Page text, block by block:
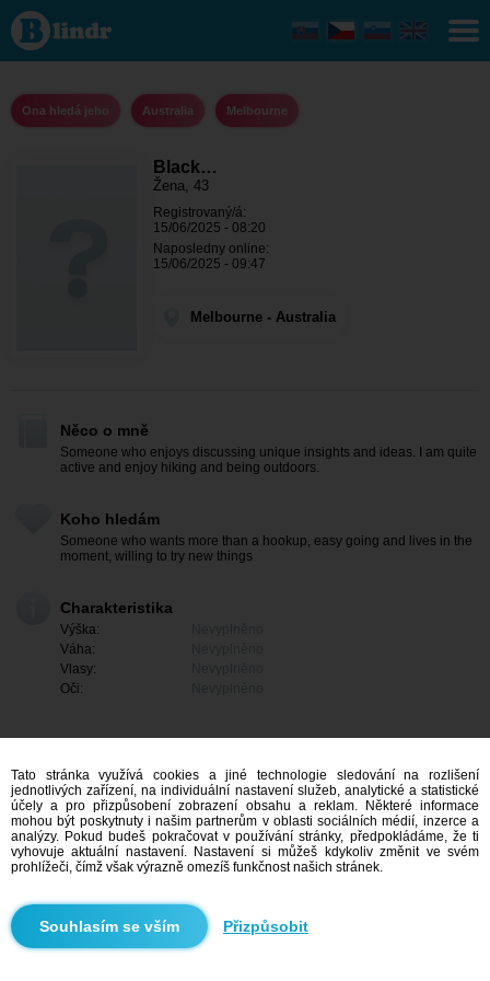
Black
Sheep -
Ona hledá
jeho
Ona hledá jeho Australia Melbourne
Black…
Žena, 43
Registrovaný/á:
15/06/2025 - 08:20
Naposledny online:
15/06/2025 - 09:47
Melbourne - Australia
Něco o mně
Someone who enjoys discussing unique insights and ideas. I am quite
active and enjoy hiking and being outdoors.
Koho hledám
Someone who wants more than a hookup, easy going and lives in the
moment, willing to try new things
Charakteristika
Výška:
Váha:
Vlasy:
Oči:
Tato stránka využívá cookies a jiné technologie sledování na rozlišení
jednotlivých zařízení, na individuální nastavení služeb, analytické a statistické
účely a pro přizpůsobení zobrazení obsahu a reklam. Některé informace
mohou být poskytnuty i našim partnerům v oblasti sociálních médií, inzerce a
analýzy. Pokud budeš pokračovat v používání stránky, předpokládáme, že ti
vyhovuje aktuální nastavení. Nastavení si můžeš kdykoliv změnit ve svém
prohlížeči, čímž však výrazně omezíš funkčnost našich stránek.
Přizpůsobit